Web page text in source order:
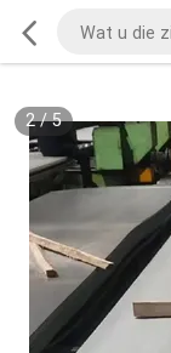
2/5